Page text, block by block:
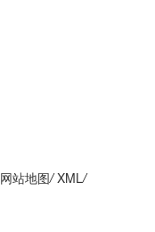
网站地图/ XML/